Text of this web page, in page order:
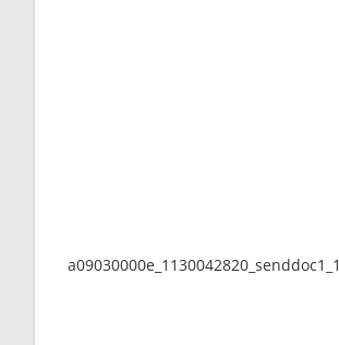
a09030000e_1130042820_senddoc1_1